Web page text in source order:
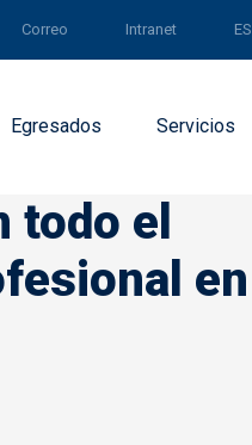
Correo Intranet ES
Egresados Servicios
todo el
en